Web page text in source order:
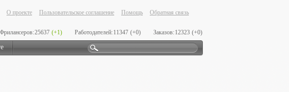
О проекте Пользовательское соглашение Помощь Обратная связь
Фрилансеров:25637 (+1) Работодателей:11347 (+0) Заказов:12323 (+0)